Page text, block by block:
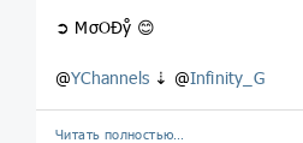
➲ MσOĐẙ 😊
@YChannels ⇣ @Infinity_G
Читать полностью…